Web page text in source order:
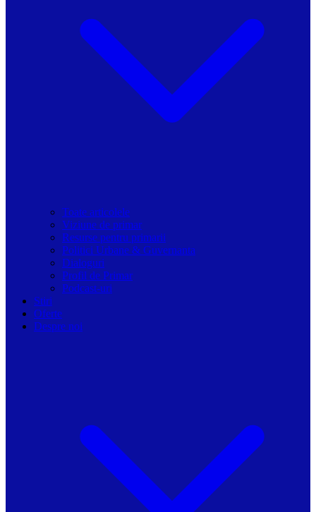
Toate articolele
Viziune de primar
Resurse pentru primarii
Politici Urbane & Guvernanta
Dialoguri
Profil de Primar
Podcast-uri
Stiri
Oferte
Despre noi